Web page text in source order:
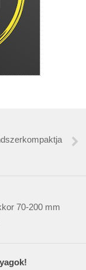
70-200 mm